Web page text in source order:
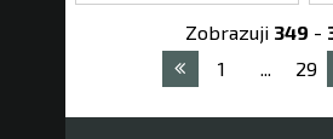
Zobrazuji 349 -
1
... 29